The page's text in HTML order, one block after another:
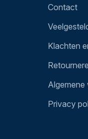
Contact
Klachten
Privacy